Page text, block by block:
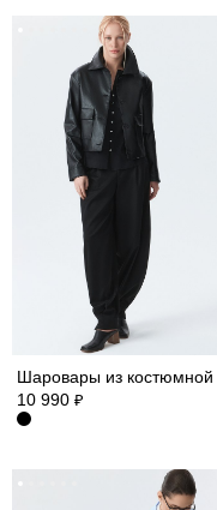
10 990 ₽